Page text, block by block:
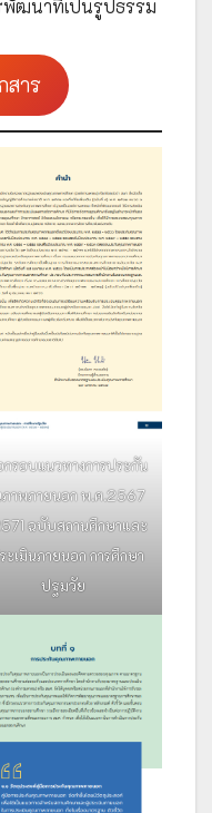
ฒนาที่เป็นรูปธรรม
สาร
รอบแนวทางการประกัน
าพภายนอก พ.ศ.2567
ฉบับสถานศึกษาและ
ะเมินภายนอก การศึกษา
ปฐมวัย